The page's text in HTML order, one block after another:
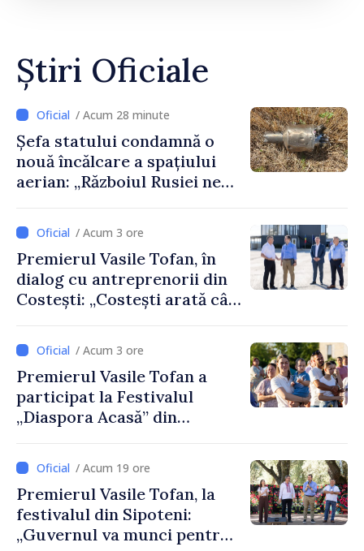
Știri Oficiale
/ Acum 28 minute
Șefa statului condamnă o
nouă încălcare a spațiului
aerian: „Războiul Rusiei ne
/ Acum 3 ore
Premierul Vasile Tofan, în
dialog cu antreprenorii din
Costești: „Costești arată cât
comunitate atunci când
există inițiativă, muncă și
spirit antreprenorial”
/ Acum 3 ore
Premierul Vasile Tofan a
participat la Festivalul
„Diaspora Acasă” din
/ Acum 19 ore
Premierul Vasile Tofan, la
festivalul din Sipoteni:
„Guvernul va munci pentru